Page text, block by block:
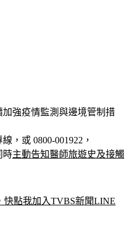
強疫情監測與邊境管制措
，或 0800-001922，
時主動告知醫師旅遊史及接觸
快點我加入TVBS新聞LINE